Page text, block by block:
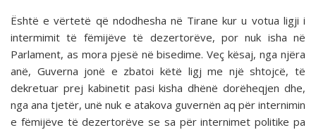
Është e vërtetë që ndodhesha në Tirane kur u votua ligji i
intermimit të fëmijëve të dezertorëve, por nuk isha në
Parlament, as mora pjesë në bisedime. Veç kësaj, nga njëra
anë, Guverna jonë e zbatoi këtë ligj me një shtojcë, të
dekretuar prej kabinetit pasi kisha dhënë dorëheqjen dhe,
nga ana tjetër, unë nuk e atakova guvernën aq për interni­min
e fëmijëve të dezertorëve se sa për internimet politike pa